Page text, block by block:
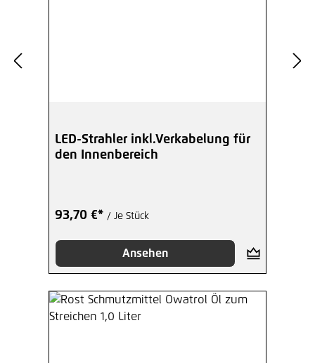
LED-Strahler inkl.Verkabelung für
den Innenbereich
93,70 €* / Je Stück
Ansehen